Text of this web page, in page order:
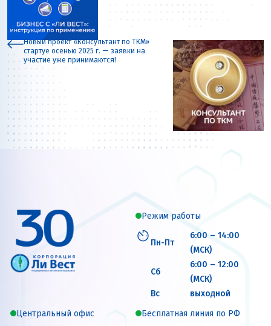
Новый проект «Консультант по ТКМ»
стартуе осенью 2025 г. — заявки на
участие уже принимаются!
Режим работы
Пн-Пт
6:00 – 14:00
(МСК)
Сб
6:00 – 12:00
(МСК)
Вс
выходной
Центральный офис
Бесплатная линия по РФ